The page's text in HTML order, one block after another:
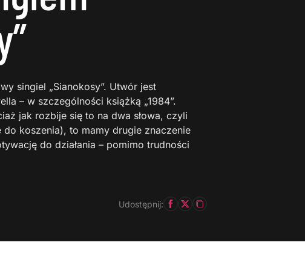
singiel „Sianokosy”. Utwór jest
– w szczególności książką „1984”.
jak rozbije się to na dwa słowa, czyli
koszenia), to mamy drugie znaczenie
do działania – pomimo trudności
Udostępnij: